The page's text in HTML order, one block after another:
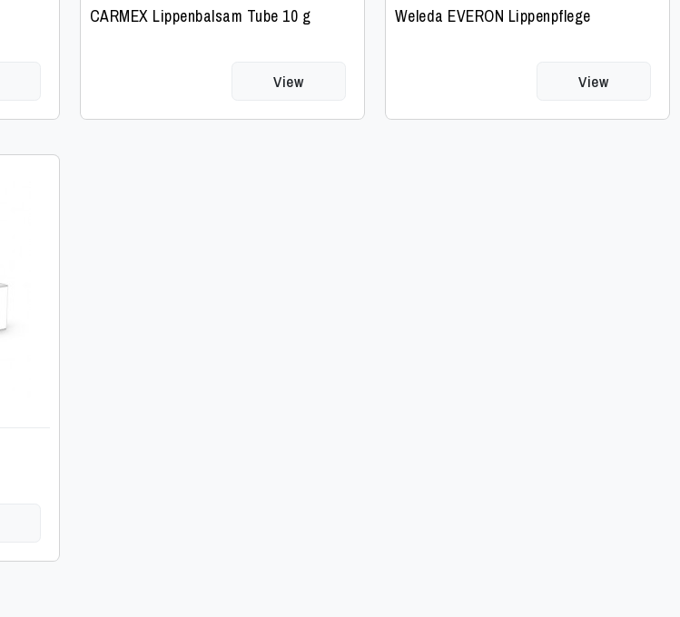
CARMEX Lippenbalsam Tube 10 g
View
Weleda EVERON Lippenpflege
View